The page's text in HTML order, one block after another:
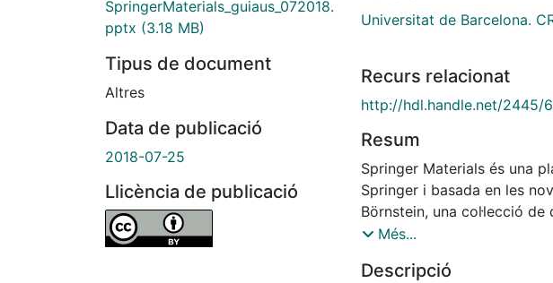
SpringerMaterials_guiaus_072018.
pptx (3.18 MB)
Tipus de document
Altres
Data de publicació
2018-07-25
Llicència de publicació
Universitat de Barcelona.
Recurs relacionat
http://hdl.handle.net/2445/
Resum
Springer Materials és una
Springer i basada en les
Börnstein, una col·lecció
l’àmbit de la química, la
Més...
Descripció